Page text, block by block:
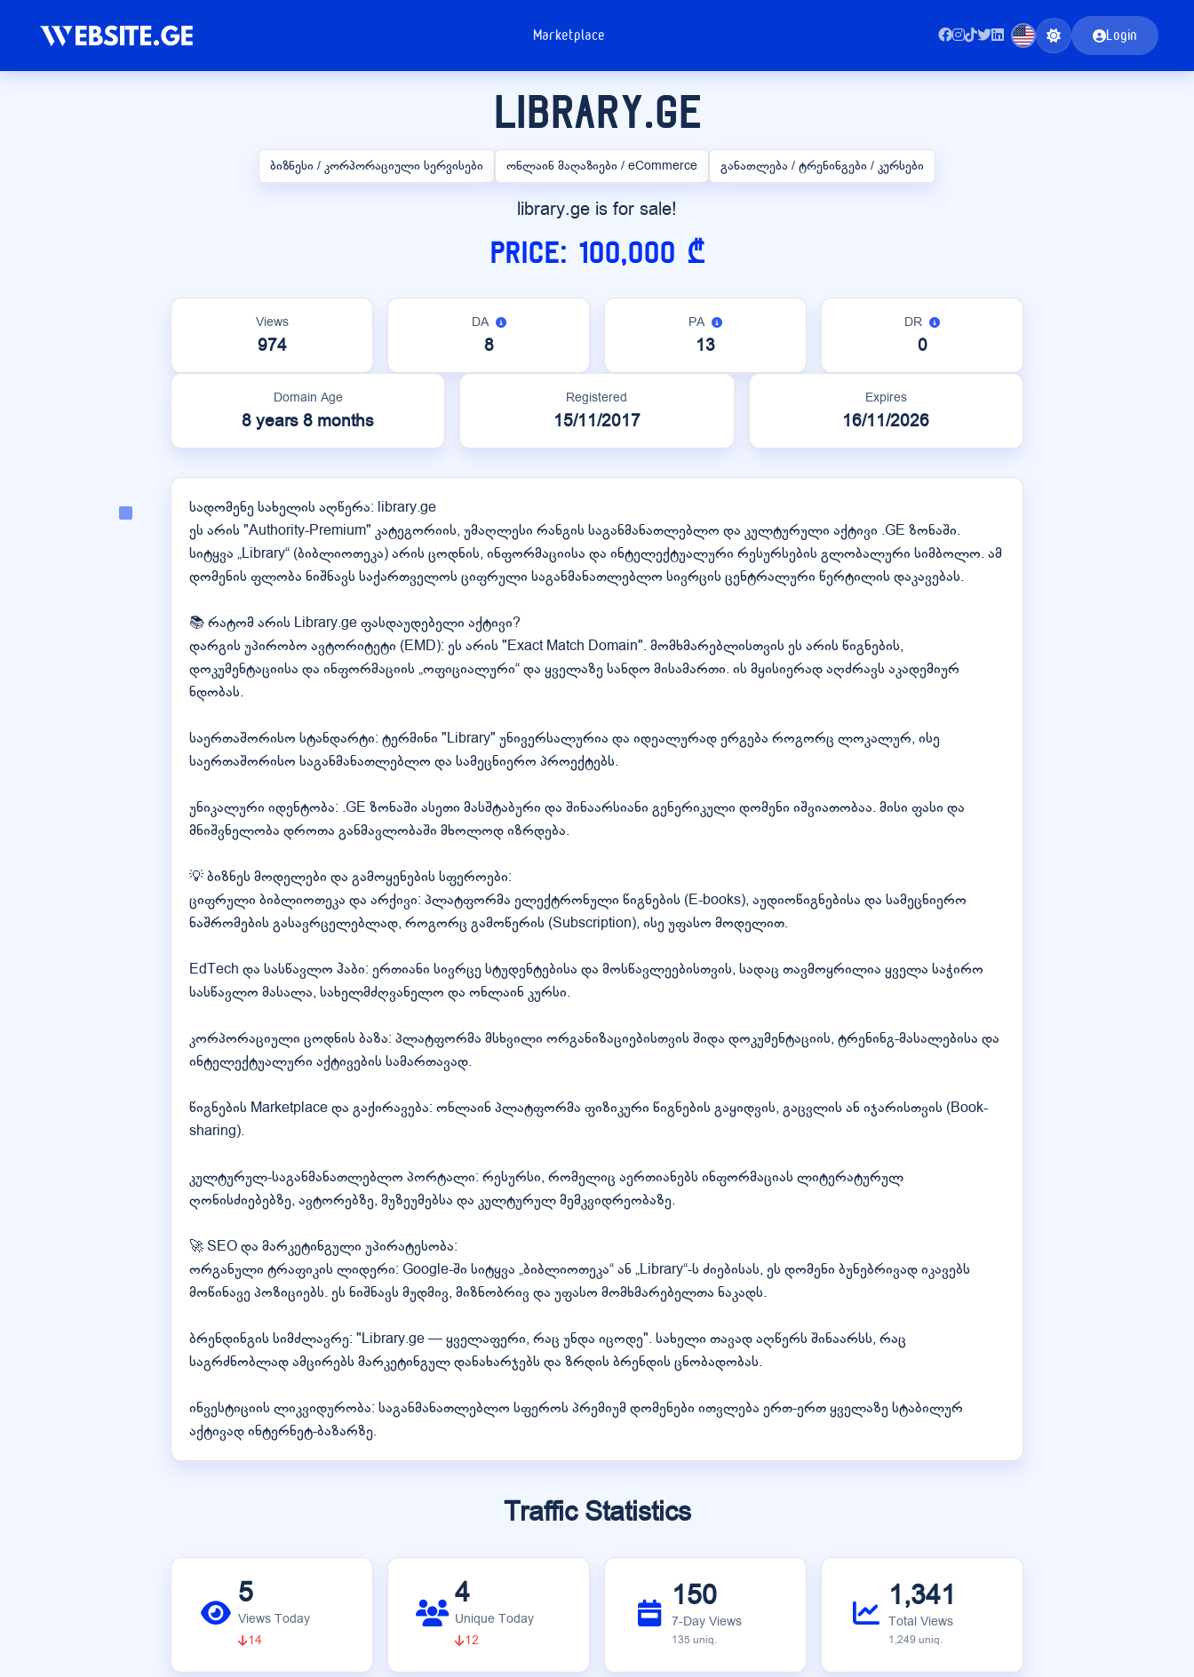
Marketplace Login
library.ge
ბიზნესი / კორპორაციული სერვისები ონლაინ მაღაზიები / eCommerce განათლება / ტრენინგები / კურსები
library.ge is for sale!
Price: 100,000 ₾
Views
974
DA
8
PA
13
DR
0
Domain Age
8 years 8 months
Registered
15/11/2017
Expires
16/11/2026
სადომენე სახელის აღწერა: library.ge
ეს არის "Authority-Premium" კატეგორიის, უმაღლესი რანგის საგანმანათლებლო და კულტურული აქტივი .GE ზონაში.
სიტყვა „Library“ (ბიბლიოთეკა) არის ცოდნის, ინფორმაციისა და ინტელექტუალური რესურსების გლობალური სიმბოლო. ამ
დომენის ფლობა ნიშნავს საქართველოს ციფრული საგანმანათლებლო სივრცის ცენტრალური წერტილის დაკავებას.
📚 რატომ არის Library.ge ფასდაუდებელი აქტივი?
დარგის უპირობო ავტორიტეტი (EMD): ეს არის "Exact Match Domain". მომხმარებლისთვის ეს არის წიგნების,
დოკუმენტაციისა და ინფორმაციის „ოფიციალური“ და ყველაზე სანდო მისამართი. ის მყისიერად აღძრავს აკადემიურ
ნდობას.
საერთაშორისო სტანდარტი: ტერმინი "Library" უნივერსალურია და იდეალურად ერგება როგორც ლოკალურ, ისე
საერთაშორისო საგანმანათლებლო და სამეცნიერო პროექტებს.
უნიკალური იდენტობა: .GE ზონაში ასეთი მასშტაბური და შინაარსიანი გენერიკული დომენი იშვიათობაა. მისი ფასი და
მნიშვნელობა დროთა განმავლობაში მხოლოდ იზრდება.
💡 ბიზნეს მოდელები და გამოყენების სფეროები:
ციფრული ბიბლიოთეკა და არქივი: პლატფორმა ელექტრონული წიგნების (E-books), აუდიოწიგნებისა და სამეცნიერო
ნაშრომების გასავრცელებლად, როგორც გამოწერის (Subscription), ისე უფასო მოდელით.
EdTech და სასწავლო ჰაბი: ერთიანი სივრცე სტუდენტებისა და მოსწავლეებისთვის, სადაც თავმოყრილია ყველა საჭირო
სასწავლო მასალა, სახელმძღვანელო და ონლაინ კურსი.
კორპორაციული ცოდნის ბაზა: პლატფორმა მსხვილი ორგანიზაციებისთვის შიდა დოკუმენტაციის, ტრენინგ-მასალებისა და
ინტელექტუალური აქტივების სამართავად.
წიგნების Marketplace და გაქირავება: ონლაინ პლატფორმა ფიზიკური წიგნების გაყიდვის, გაცვლის ან იჯარისთვის (Book-
sharing).
კულტურულ-საგანმანათლებლო პორტალი: რესურსი, რომელიც აერთიანებს ინფორმაციას ლიტერატურულ
ღონისძიებებზე, ავტორებზე, მუზეუმებსა და კულტურულ მემკვიდრეობაზე.
🚀 SEO და მარკეტინგული უპირატესობა:
ორგანული ტრაფიკის ლიდერი: Google-ში სიტყვა „ბიბლიოთეკა“ ან „Library“-ს ძიებისას, ეს დომენი ბუნებრივად იკავებს
მოწინავე პოზიციებს. ეს ნიშნავს მუდმივ, მიზნობრივ და უფასო მომხმარებელთა ნაკადს.
ბრენდინგის სიმძლავრე: "Library.ge — ყველაფერი, რაც უნდა იცოდე". სახელი თავად აღწერს შინაარსს, რაც
საგრძნობლად ამცირებს მარკეტინგულ დანახარჯებს და ზრდის ბრენდის ცნობადობას.
ინვესტიციის ლიკვიდურობა: საგანმანათლებლო სფეროს პრემიუმ დომენები ითვლება ერთ-ერთ ყველაზე სტაბილურ
აქტივად ინტერნეტ-ბაზარზე.
Traffic Statistics
5
Views Today
14
4
Unique Today
12
150
7-Day Views
135 uniq.
1,341
Total Views
1,249 uniq.